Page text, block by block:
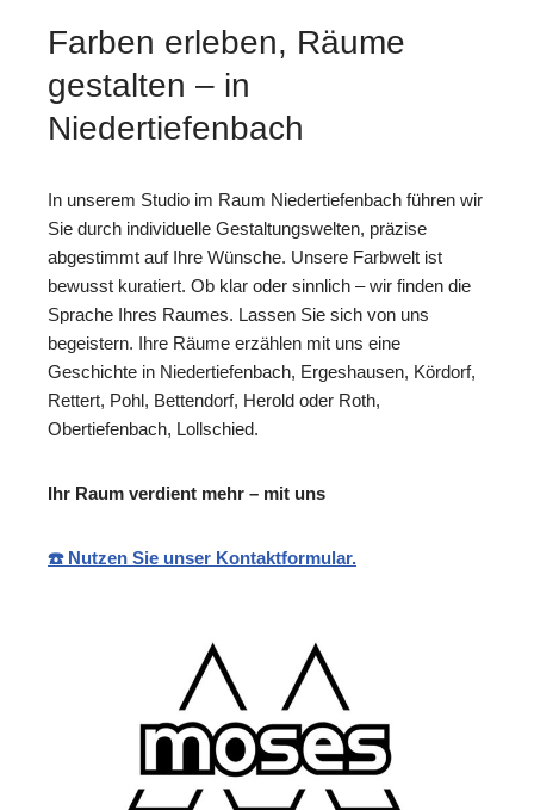
Farben erleben, Räume
gestalten – in
Niedertiefenbach
In unserem Studio im Raum Niedertiefenbach führen wir
Sie durch individuelle Gestaltungswelten, präzise
abgestimmt auf Ihre Wünsche. Unsere Farbwelt ist
bewusst kuratiert. Ob klar oder sinnlich – wir finden die
Sprache Ihres Raumes. Lassen Sie sich von uns
begeistern. Ihre Räume erzählen mit uns eine
Geschichte in Niedertiefenbach, Ergeshausen, Kördorf,
Rettert, Pohl, Bettendorf, Herold oder Roth,
Obertiefenbach, Lollschied.
Ihr Raum verdient mehr – mit uns
☎️ Nutzen Sie unser Kontaktformular.